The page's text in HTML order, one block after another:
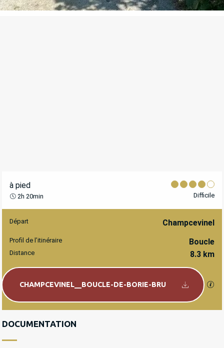
à pied
2h 20min Difficile
INFORMATIONS PRATIQUES
Départ Champcevinel
Profil de l’itinéraire Boucle
Distance 8.3 km
Documentation
CHAMPCEVINEL__BOUCLE-DE-BORIE-BRU
DOCUMENTATION